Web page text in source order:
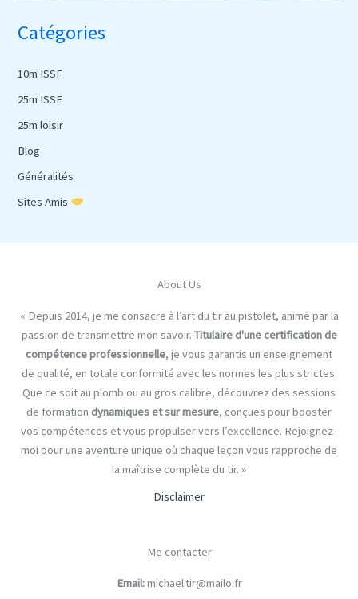
Catégories
10m ISSF
25m ISSF
25m loisir
Blog
Généralités
Sites Amis
About Us
« Depuis 2014, je me consacre à l’art du tir au pistolet, animé par la
passion de transmettre mon savoir. Titulaire d'une certification de
compétence professionnelle, je vous garantis un enseignement
de qualité, en totale conformité avec les normes les plus strictes.
Que ce soit au plomb ou au gros calibre, découvrez des sessions
de formation dynamiques et sur mesure, conçues pour booster
vos compétences et vous propulser vers l’excellence. Rejoignez-
moi pour une aventure unique où chaque leçon vous rapproche de
la maîtrise complète du tir. »
Disclaimer
Me contacter
Email:michael.tir@mailo.fr